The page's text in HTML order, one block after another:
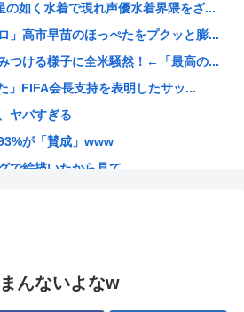
？収入や資金、集客はどれくらい必...
が「賛成」www
た高市首相熊本訪問の感動BGM...
に抱かれまくった結果www
い出された左翼さん、流石にキモ...
「新作ラブコメ書いたぞ！ｗ」X...
の如く水着で現れ声優水着界隈をざ...
」高市早苗のほっぺたをプクッと膨...
つける様子に全米騒然！←「最高の...
」FIFA会長支持を表明したサッ...
ヤバすぎる
が「賛成」www
で絵描いたから見て
そう
場権剥奪や過去ワールドカップ、...
んないよなw